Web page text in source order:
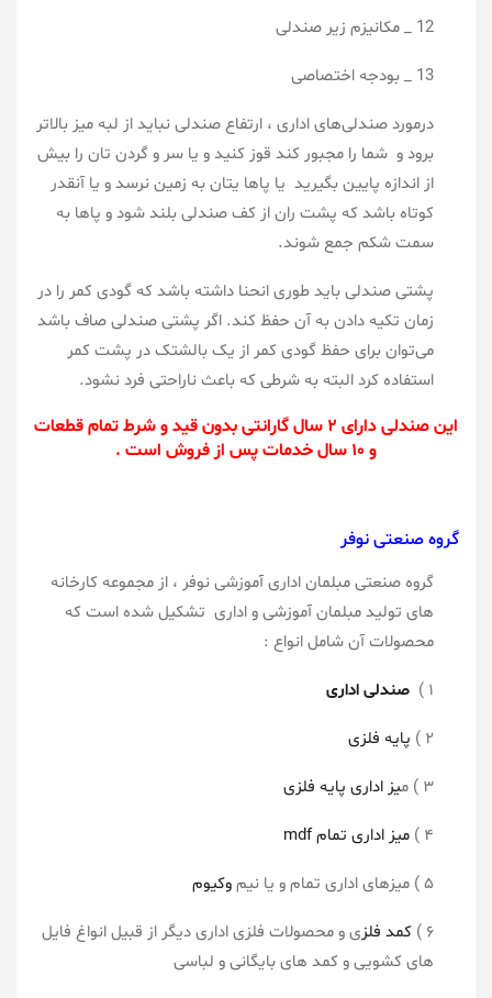
12 _ مکانیزم زیر صندلی
13 _ بودجه اختصاصی
درمورد صندلی‌های اداری ، ارتفاع صندلی نباید از لبه میز بالاتر
برود و شما را مجبور کند قوز کنید و یا سر و گردن تان را بیش
از اندازه پایین بگیرید یا پاها یتان به زمین نرسد و یا آنقدر
کوتاه باشد که پشت ران از کف صندلی بلند شود و پاها به
سمت شکم جمع شوند.
پشتی صندلی باید طوری انحنا داشته باشد که گودی کمر را در
زمان تکیه دادن به آن حفظ کند. اگر پشتی صندلی صاف باشد
می‌توان برای حفظ گودی کمر از یک بالشتک در پشت کمر
استفاده كرد البته به شرطی که باعث ناراحتی فرد نشود.
این صندلی دارای ۲ سال گارانتی بدون قید و شرط تمام قطعات
و ۱۰ سال خدمات پس از فروش است .
گروه صنعتی نوفر
گروه صنعتی مبلمان اداری آموزشی نوفر ، از مجموعه کارخانه
های تولید مبلمان آموزشی و اداری تشکیل شده است که
محصولات آن شامل انواع :
۱ ) صندلی اداری
۲ ) پایه فلزی
۳ ) م یز اداری پایه فلزی
۴ ) میز اداری تمام mdf
۵ ) میزهای اداری تمام و یا نیم وکیوم
۶ ) کمد فلزی و محصولات فلزی اداری دیگر از قبیل انواغ فایل
های کشویی و کمد های بایگانی و لباسی